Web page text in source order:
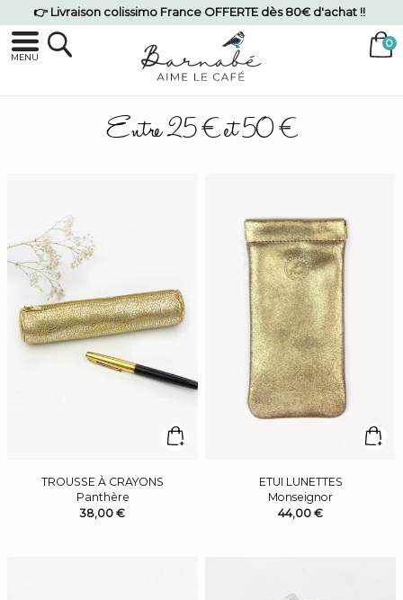
👉 Livraison colissimo France OFFERTE dès 80€ d'achat !!
MENU
Entre 25 € et 50 €
TROUSSE À CRAYONS
Panthère
38,00 €
ETUI LUNETTES
Monseignor
44,00 €